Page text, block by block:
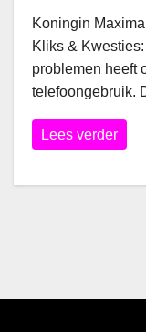
Koningin
Kliks &
problemen heeft
telefoongebruik.
Lees verder